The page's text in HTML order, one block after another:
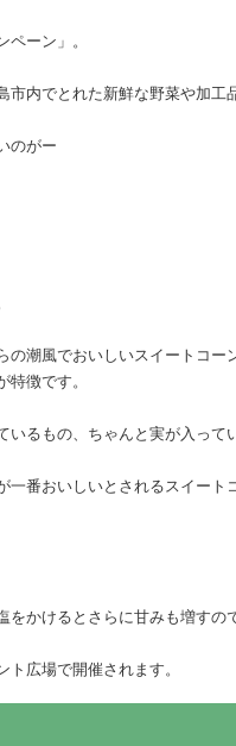
ーン」。
内でとれた新鮮な野菜や加工
のがー
潮風でおいしいスイートコ
徴です。
るもの、ちゃんと実が入って
番おいしいとされるスイート
かけるとさらに甘みも増すの
広場で開催されます。